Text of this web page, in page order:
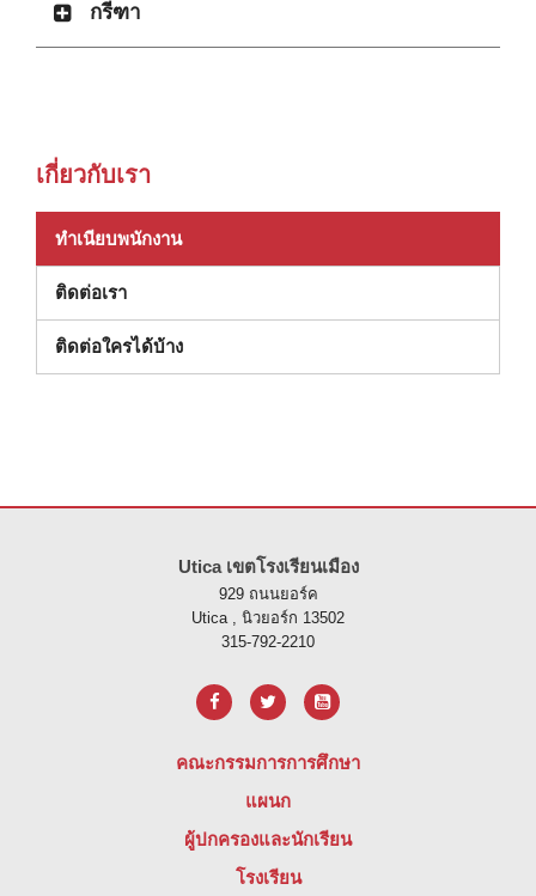
กรีฑา
เกี่ยวกับเรา
ทําเนียบพนักงาน
ติดต่อเรา
ติดต่อใครได้บ้าง
Utica เขตโรงเรียนเมือง
929 ถนนยอร์ค
Utica , นิวยอร์ก 13502
315-792-2210
คณะกรรมการการศึกษา
แผนก
ผู้ปกครองและนักเรียน
โรงเรียน